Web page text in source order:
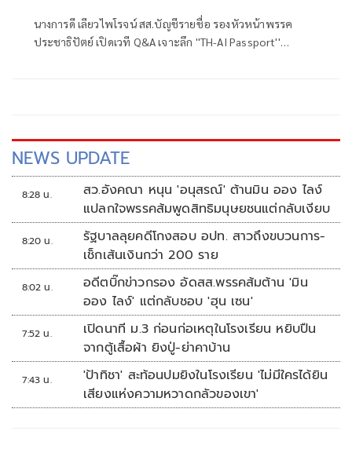
นางการดี เลียวไพโรจน์ สส.บัญชีรายชื่อ รองหัวหน้าพรรค
ประชาธิปัตย์ เปิดเวที Q&A เจาะลึก ''TH-AI Passport''
NEWS UPDATE
8:28 น.
สว.อังคณา หนุน 'อนุสรณ์' ต้านมิน ออง ไลง์
แปลกใจพรรคส้มพูดสิทธิมนุษยชนแต่กลับเงียบ
8:20 น.
รัฐบาลลุยคดีโกงสอบ อปท. สาวถึงขบวนการ-
เช็กเส้นเงินกว่า 200 ราย
8:02 น.
อดีตบิ๊กข่าวกรอง อัดสส.พรรคส้มต้าน 'มิน
ออง ไลง์' แต่กลับชอบ 'ฮุน เซน'
7:52 น.
เปิดนาที ม.3 ก่อนก่อเหตุในโรงเรียน หยิบปืน
จากตู้เสื้อผ้า ยิงปู่-ย่าคาบ้าน
7:43 น.
'ป้าทิชา' สะท้อนปมยิงในโรงเรียน 'ไม่มีใครได้ยิน
เสียงแห่งความหวาดกลัวของเขา'